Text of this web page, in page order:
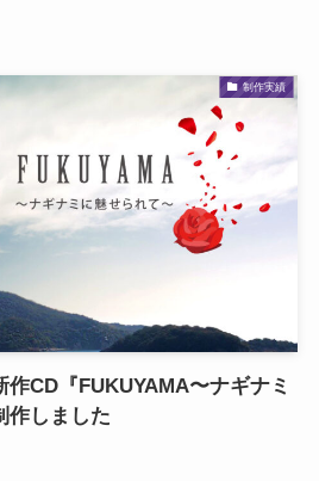
制作実績
CD『FUKUYAMA〜ナギナミ
作しました